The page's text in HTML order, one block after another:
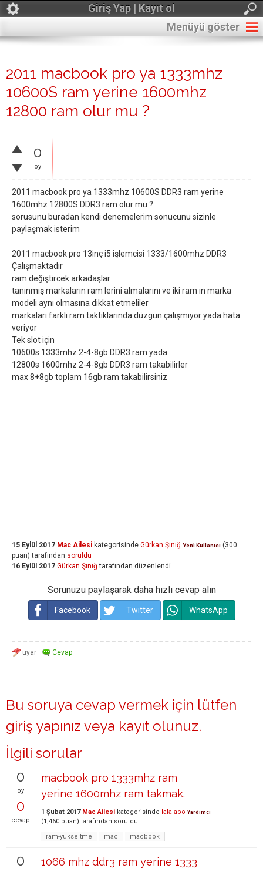
Giriş Yap | Kayıt ol
Menüyü göster
2011 macbook pro ya 1333mhz
10600S ram yerine 1600mhz
12800 ram olur mu ?
0
oy
2011 macbook pro ya 1333mhz 10600S DDR3 ram yerine
1600mhz 12800S DDR3 ram olur mu ?
sorusunu buradan kendi denemelerim sonucunu sizinle
paylaşmak isterim
2011 macbook pro 13inç i5 işlemcisi 1333/1600mhz DDR3
Çalışmaktadır
ram değiştircek arkadaşlar
tanınmış markaların ram lerini almalarını ve iki ram ın marka
modeli aynı olmasına dikkat etmeliler
markaları farklı ram taktıklarında düzgün çalışmıyor yada hata
veriyor
Tek slot için
10600s 1333mhz 2-4-8gb DDR3 ram yada
12800s 1600mhz 2-4-8gb DDR3 ram takabilirler
max 8+8gb toplam 16gb ram takabilirsiniz
15 Eylül 2017 Mac Ailesi kategorisinde Gürkan.Şınığ Yeni Kullanıcı (300
puan) tarafından soruldu
16 Eylül 2017 Gürkan.Şınığ tarafından düzenlendi
Sorunuzu paylaşarak daha hızlı cevap alın
Facebook Twitter WhatsApp
Bu soruya cevap vermek için lütfen
giriş yapınız veya kayıt olunuz.
İlgili sorular
0
oy
0
cevap
macbook pro 1333mhz ram
yerine 1600mhz ram takmak.
1 Şubat 2017 Mac Ailesi kategorisinde lalalabo Yardımcı
(1,460 puan) tarafından soruldu
ram-yükseltme
mac macbook
0
1066 mhz ddr3 ram yerine 1333